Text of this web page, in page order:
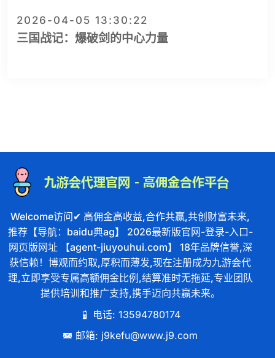
2026-04-05 13:30:22
三国战记：爆破剑的中心力量
Welcome访问✔ 高佣金高收益,合作共赢,共创财富未来,
推荐【导航：baidu典ag】 2026最新版官网-登录-入口-
网页版网址 【agent-jiuyouhui.com】 18年品牌信誉,深
获信赖！博观而约取,厚积而薄发,现在注册成为九游会代
理,立即享受专属高额佣金比例,结算准时无拖延,专业团队
提供培训和推广支持,携手迈向共赢未来。
电话: 13594780174
邮箱: j9kefu@www.j9.com